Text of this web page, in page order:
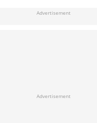
Advertisement
Advertisement